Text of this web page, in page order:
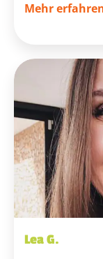
Mehr
Lea G.